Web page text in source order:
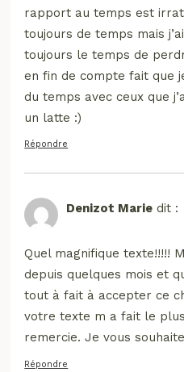
rapport au temps est
toujours de temps mais
toujours le temps de
en fin de compte fait que
du temps avec ceux que
un latte :)
Répondre
Denizot Marie dit :
Quel magnifique texte!!!!!
depuis quelques mois et
tout à fait à accepter ce
votre texte m a fait le
remercie. Je vous
Répondre